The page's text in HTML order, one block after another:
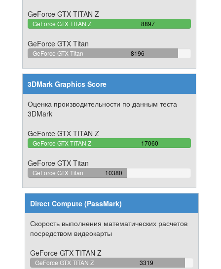
GeForce GTX TITAN Z
GeForce GTX TITAN Z 8897
100%
GeForce GTX Titan
GeForce GTX Titan 8196
92.120939642576%
3DMark Graphics Score
Оценка производительности по данным теста
3DMark
GeForce GTX TITAN Z
GeForce GTX TITAN Z 17060
100%
GeForce GTX Titan
GeForce GTX Titan 10380
60.84407971864%
Direct Compute (PassMark)
Скорость выполнения математических расчетов
посредством видеокарты
GeForce GTX TITAN Z
GeForce GTX TITAN Z 3319
94.882790165809%